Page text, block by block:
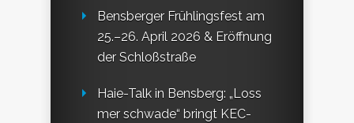
Bensberger Frühlingsfest am
25.–26. April 2026 & Eröffnung
der Schloßstraße
Haie-Talk in Bensberg: „Loss
mer schwade“ bringt KEC-